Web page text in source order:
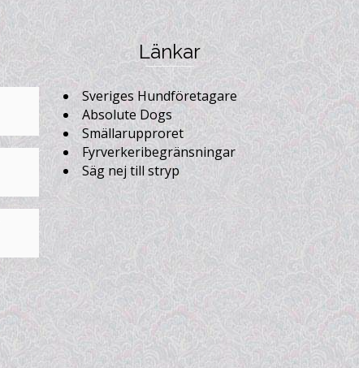
Länkar
Sveriges Hundföretagare
Absolute Dogs
Smällarupproret
Fyrverkeribegränsningar
Säg nej till stryp